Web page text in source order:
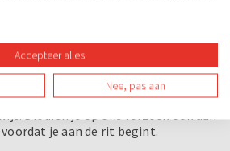
te besturen dien je in het bezit te
bromfietsrijbewijs of geldig
Dit dien je op ons verzoek ook aan
je aan de rit begint.
Accepteer alles
Nee, pas aan